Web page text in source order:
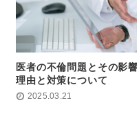
医者の不倫問題とその影
理由と対策について
2025.03.21